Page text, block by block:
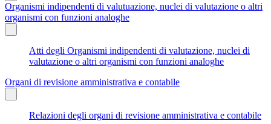
Organismi indipendenti di valutuazione, nuclei di valutazione o altri
organismi con funzioni analoghe
Atti degli Organismi indipendenti di valutazione, nuclei di
valutazione o altri organismi con funzioni analoghe
Organi di revisione amministrativa e contabile
Relazioni degli organi di revisione amministrativa e contabile